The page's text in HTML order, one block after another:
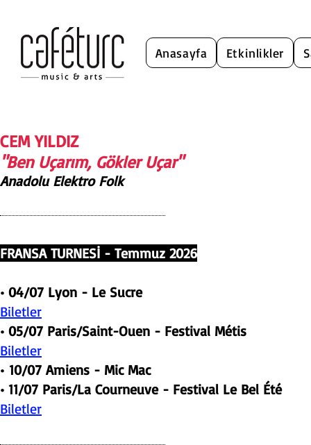
CEM YILDIZ
"Ben Uçarım, Gökler Uçar"
Anadolu Elektro Folk
FRANSA TURNESİ - Temmuz 2026
• 04/07 Lyon - Le Sucre
Biletler
• 05/07 Paris/Saint-Ouen - Festival Métis
Biletler
• 10/07 Amiens - Mic Mac
• 11/07 Paris/La Courneuve - Festival Le Bel Été
Biletler
Anasayfa Etkinlikler